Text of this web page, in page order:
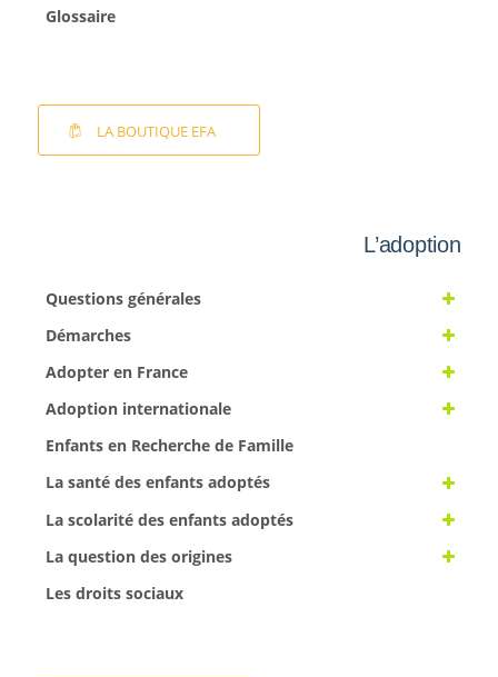
Glossaire
LA BOUTIQUE EFA
L’adoption
Questions générales
Démarches
Adopter en France
Adoption internationale
Enfants en Recherche de Famille
La santé des enfants adoptés
La scolarité des enfants adoptés
La question des origines
Les droits sociaux